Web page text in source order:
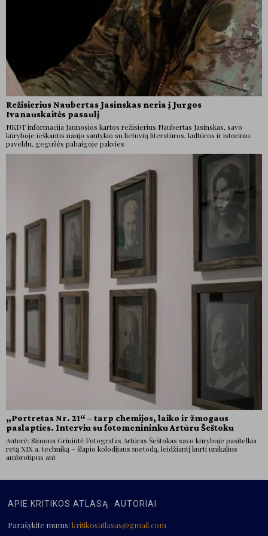
Režisierius Naubertas Jasinskas neria į Jurgos
Ivanauskaitės pasaulį
NKDT informacija Jaunosios kartos režisierius Naubertas Jasinskas, savo
kūryboje ieškantis naujo santykio su lietuvių literatūros, kultūros ir istoriniu
paveldu, gegužės pabaigoje pakvies
„Portretas Nr. 21“ – tarp chemijos, laiko ir žmogaus
paslapties. Interviu su fotomenininku Artūru Šeštoku
Autorė: Simona Griniūtė Fotografas Artūras Šeštokas savo kūryboje pasitelkia
retą XIX a. techniką – šlapio kolodijaus metodą, leidžiantį kurti unikalius
ambrotipus ant
APIE KRITIKOS ATLASĄ AUTORIAI
Parašykite mums:kritikosatlasas@gmail.com